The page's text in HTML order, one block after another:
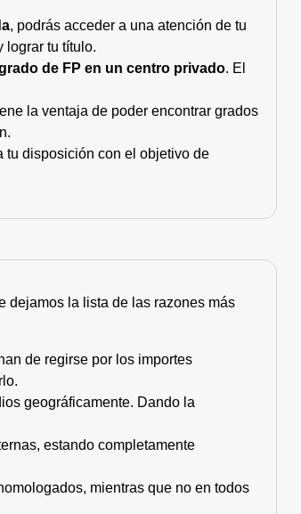
, podrás acceder a una atención de tu
lograr tu título.
de FP en un centro privado. El
la ventaja de poder encontrar grados
tu disposición con el objetivo de
dejamos la lista de las razones más
de regirse por los importes
geográficamente. Dando la
estando completamente
mientras que no en todos